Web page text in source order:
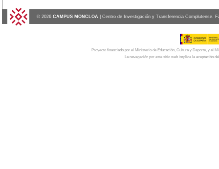
© 2026 CAMPUS MONCLOA | Centro de Investigación y Transferencia Complutense.
Proyecto financiado por el Ministerio de Educación, Cultura y Deporte, y el
La navegación por este sitio web implica la aceptación